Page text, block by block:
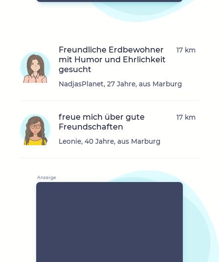
Freundliche Erdbewohner
mit Humor und Ehrlichkeit
gesucht
NadjasPlanet, 27 Jahre, aus Marburg
17 km
freue mich über gute
Freundschaften
Leonie, 40 Jahre, aus Marburg
17 km